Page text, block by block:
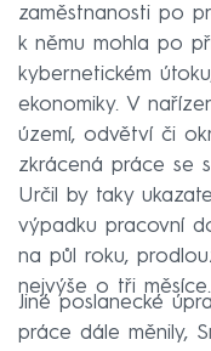
zaměstnanosti po
k němu mohla po
kybernetickém
ekonomiky. V
území, odvětví či
zkrácená práce se
Určil by taky
výpadku pracovní
na půl roku,
nejvýše o tři měsíce.
Jiné poslanecké
práce dále měnily,